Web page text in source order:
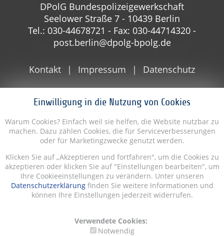
Einwilligung in die Nutzung von Cookies
Warum Cookies? Einfach weil sie helfen, die Website nutzbar zu
machen. Dazu zählen Cookies, die für Serviceverbesserungen
oder für Marketingzwecke genutzt werden.
Klicken Sie auf „Akzeptieren und fortfahren", um die Cookies zu
akzeptieren oder klicken Sie auf "Einstellungen bearbeiten", um
Ihre Cookieeinstellungen zu verändern. Unter unseren
Datenschutzerklärungfinden Sie weitere Informationen und
können Ihre Einstellungen jederzeit widerrufen.
Verwendete Cookies:
Notwendig
DPolG Bundespolizeigewerkschaft
Seelower Straße 7 - 10439 Berlin
Tel.: 030-44678721 - Fax: 030-44714320 -
post.berlin@dpolg-bpolg.de
Kontakt Impressum Datenschutz